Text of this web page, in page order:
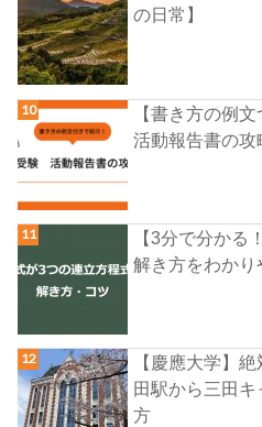
の日常】
【書き方の例
活動報告書の攻
【3分で分かる
解き方をわかり
【慶應大学】
田駅から三田
方